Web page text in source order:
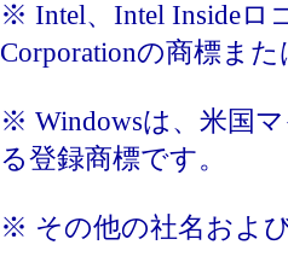
※ Intel、Intel Insideロ
Corporationの商標ま
※ Windowsは、米国
る登録商標です。
※ その他の社名およ